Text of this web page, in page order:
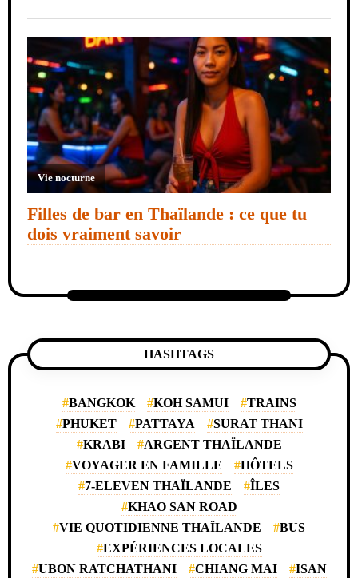
Vie nocturne
Filles de bar en Thaïlande : ce que tu
dois vraiment savoir
HASHTAGS
BANGKOK KOH SAMUI
TRAINS
PHUKET
PATTAYA
SURAT THANI
KRABI
ARGENT THAÏLANDE
VOYAGER EN FAMILLE
HÔTELS
7-ELEVEN THAÏLANDE
ÎLES
KHAO SAN ROAD
VIE QUOTIDIENNE THAÏLANDE
BUS
EXPÉRIENCES LOCALES
UBON RATCHATHANI
CHIANG MAI ISAN